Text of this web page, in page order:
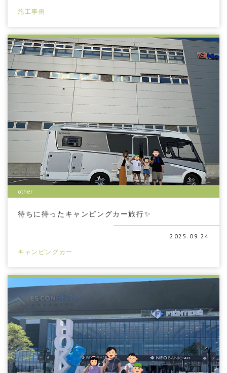
施工事例
other
待ちに待ったキャンピングカー旅行✨
2025.09.24
キャンピングカー